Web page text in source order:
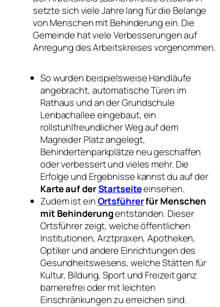
setzte sich viele Jahre lang für die Belange
von Menschen mit Behinderung ein. Die
Gemeinde hat viele Verbesserungen auf
Anregung des Arbeitskreises vorgenommen.
So wurden beispielsweise Handläufe
angebracht, automatische Türen im
Rathaus und an der Grundschule
Lenbachallee eingebaut, ein
rollstuhlfreundlicher Weg auf dem
Magreider Platz angelegt,
Behindertenparkplätze neu geschaffen
oder verbessert und vieles mehr. Die
Erfolge und Ergebnisse kannst du auf der
Karte auf derStartseiteeinsehen.
Zudem ist einOrtsführerfür Menschen
mit Behinderungentstanden. Dieser
Ortsführer zeigt, welche öffentlichen
Institutionen, Arztpraxen, Apotheken,
Optiker und andere Einrichtungen des
Gesundheitswesens, welche Stätten für
Kultur, Bildung, Sport und Freizeit ganz
barrierefrei oder mit leichten
Einschränkungen zu erreichen sind.